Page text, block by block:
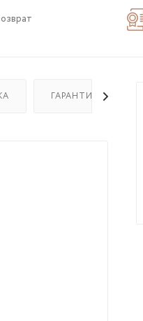
ГАРАНТИЯ НА ТОВАР